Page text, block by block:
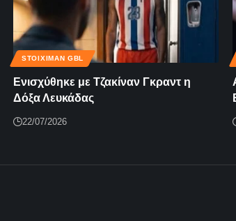
STOIXIMAN GBL
Ενισχύθηκε με Τζακίναν Γκραντ η
Δόξα Λευκάδας
22/07/2026